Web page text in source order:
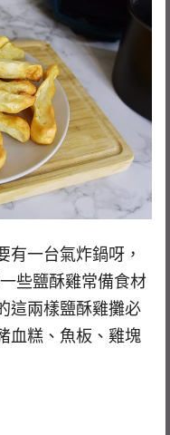
有一台氣炸鍋呀，
些鹽酥雞常備食材
這兩樣鹽酥雞攤必
血糕、魚板、雞塊